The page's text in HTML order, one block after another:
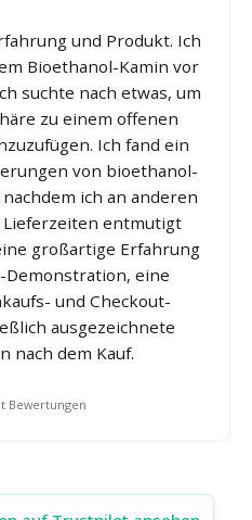
und Produkt. Ich
Bioethanol-Kamin vor
suchte nach etwas, um
zu einem offenen
Ich fand ein
von bioethanol-
ich an anderen
entmutigt
großartige Erfahrung
Demonstration, eine
und Checkout-
ausgezeichnete
nach dem Kauf.
Bewertungen